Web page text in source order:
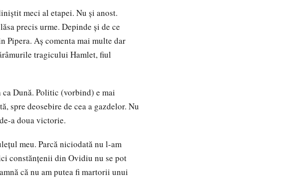
meci al etapei. Nu și anost.
precis urme. Depinde și de ce
Pipera. Aș comenta mai multe dar
tragicului Hamlet, fiul
ca Dună. Politic (vorbind) e mai
spre deosebire de cea a gazdelor. Nu
a doua victorie.
meu. Parcă niciodată nu l-am
constănțenii din Ovidiu nu se pot
că nu am putea fi martorii unui